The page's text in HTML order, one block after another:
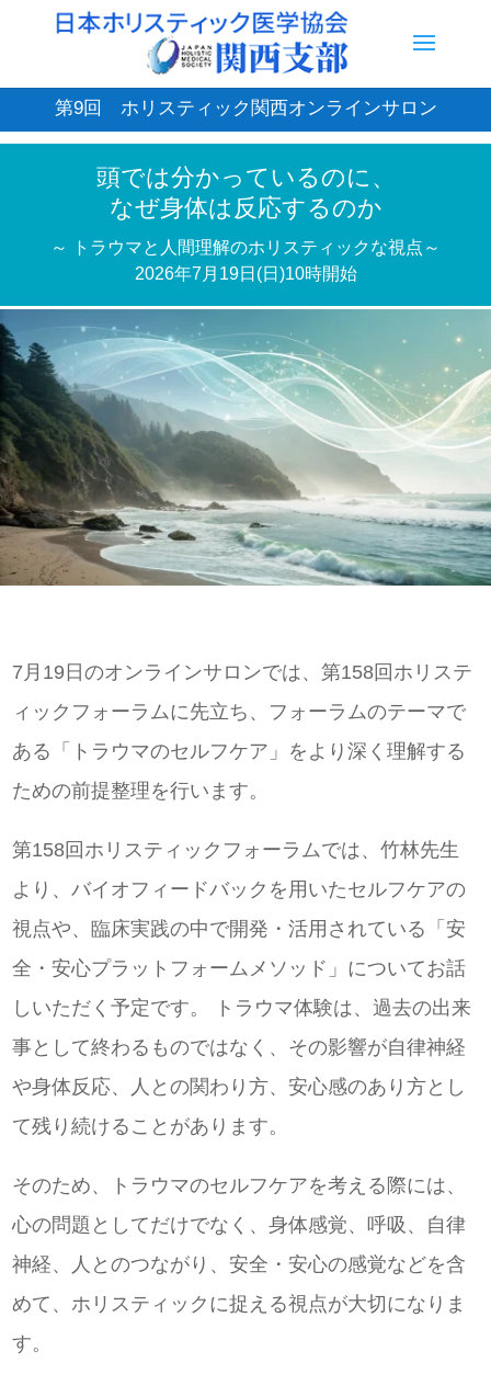
第9回 ホリスティック関西オンラインサロン
頭では分かっているのに、
なぜ身体は反応するのか
～ トラウマと人間理解のホリスティックな視点～
2026年7月19日(日)10時開始
7月19日のオンラインサロンでは、第158回ホリステ
ィックフォーラムに先立ち、フォーラムのテーマで
ある「トラウマのセルフケア」をより深く理解する
ための前提整理を行います。
第158回ホリスティックフォーラムでは、竹林先生
より、バイオフィードバックを用いたセルフケアの
視点や、臨床実践の中で開発・活用されている「安
全・安心プラットフォームメソッド」についてお話
しいただく予定です。 トラウマ体験は、過去の出来
事として終わるものではなく、その影響が自律神経
や身体反応、人との関わり方、安心感のあり方とし
て残り続けることがあります。
そのため、トラウマのセルフケアを考える際には、
心の問題としてだけでなく、身体感覚、呼吸、自律
神経、人とのつながり、安全・安心の感覚などを含
めて、ホリスティックに捉える視点が大切になりま
す。